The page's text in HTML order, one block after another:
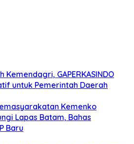
GAPERKASINDO
untuk Pemerintah Daerah
Kemenko
Lapas Batam, Bahas
Baru